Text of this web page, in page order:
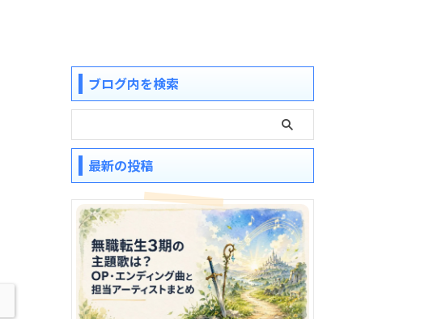
ブログ内を検索
最新の投稿